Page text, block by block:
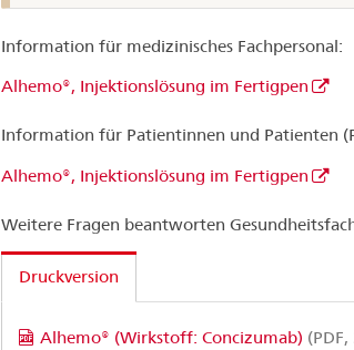
Information für medizinisches Fachpersonal:
Alhemo®, Injektionslösung im Fertigpen
Information für Patientinnen und Patienten
Alhemo®, Injektionslösung im Fertigpen
Weitere Fragen beantworten
Druckversion
Alhemo® (Wirkstoff: Concizumab)